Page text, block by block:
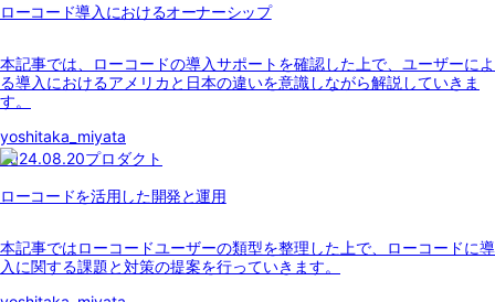
ローコード導入におけるオーナーシップ
本記事では、ローコードの導入サポートを確認した上で、ユーザーによ
る導入におけるアメリカと日本の違いを意識しながら解説していきま
す。
yoshitaka_miyata
2024.08.20プロダクト
ローコードを活用した開発と運用
本記事ではローコードユーザーの類型を整理した上で、ローコードに導
入に関する課題と対策の提案を行っていきます。